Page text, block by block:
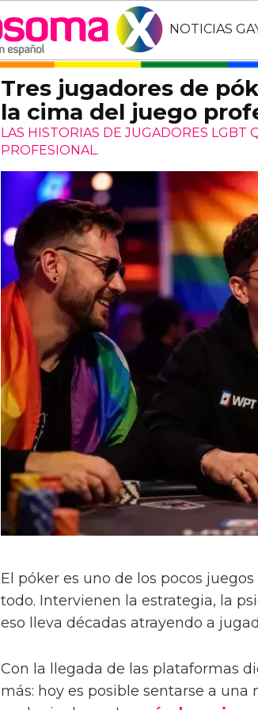
NOTICIAS
Tres jugadores de
la cima del juego
LAS HISTORIAS DE JUGADORES LGBT
PROFESIONAL.
El póker es uno de los pocos
todo. Intervienen la estrategia, la
eso lleva décadas atrayendo a
Con la llegada de las plataformas
más: hoy es posible sentarse a